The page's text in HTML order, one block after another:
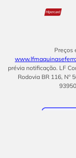
Preços
prévia notificação. LF
Rodovia BR 116, Nº